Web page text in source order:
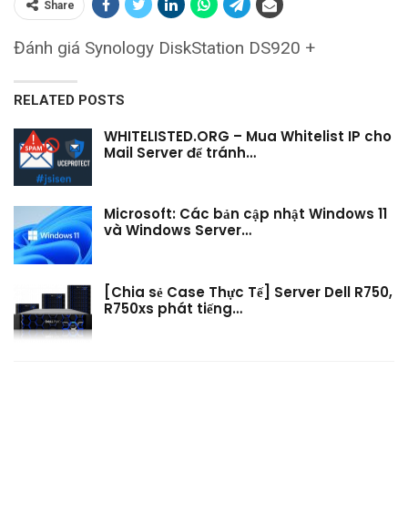
Share
Đánh giá Synology DiskStation DS920 +
RELATED POSTS
WHITELISTED.ORG – Mua Whitelist IP cho
Mail Server để tránh…
Microsoft: Các bản cập nhật Windows 11
và Windows Server…
[Chia sẻ Case Thực Tế] Server Dell R750,
R750xs phát tiếng…